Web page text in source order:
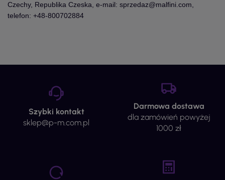
Czechy, Republika Czeska, e-mail: sprzedaz@malfini.com,
telefon: +48-800702884
Szybki kontakt
sklep@p-m.com.pl
Darmowa dostawa
dla zamówień powyżej
1000 zł